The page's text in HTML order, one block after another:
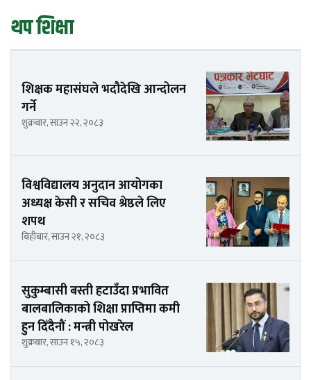
थप शिक्षा
शिक्षक महासंघले भदौदेखि आन्दोलन
गर्ने
शुक्रबार, साउन २२, २०८३
विश्वविद्यालय अनुदान आयोगका
अध्यक्ष केसी र सचिव श्रेष्ठले लिए
शपथ
बिहीबार, साउन २१, २०८३
सुकुम्बासी बस्ती हटाउँदा प्रभावित
बालबालिकाको शिक्षा प्राप्तिमा कमी
हुन दिँदैनौं : मन्त्री पोखरेल
शुक्रबार, साउन १५, २०८३